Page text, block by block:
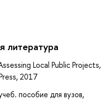
литература
Local Public Projects,
2017
пособие для вузов,